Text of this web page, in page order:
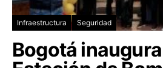
Infraestructura Seguridad
Bogotá